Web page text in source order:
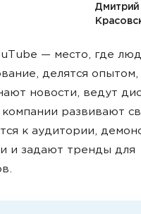
Дмитрий
— место, где
делятся
новости, ведут
развивают
к аудитории,
и задают тренды для